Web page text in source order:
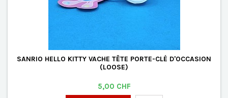
SANRIO HELLO KITTY VACHE TÊTE PORTE-CLÉ D'OCCASION
(LOOSE)
Preis
5,00 CHF